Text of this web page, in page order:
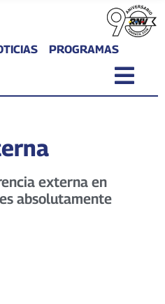
PROGRAMAS
externa en
absolutamente